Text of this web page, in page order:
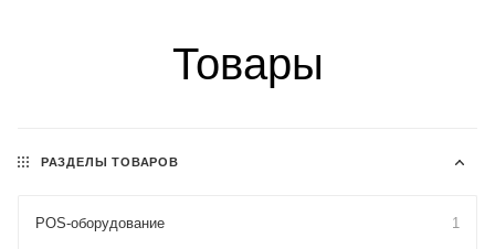
Товары
РАЗДЕЛЫ ТОВАРОВ
POS-оборудование 1